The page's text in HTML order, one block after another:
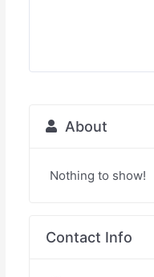
About
Nothing to show!
Contact Info